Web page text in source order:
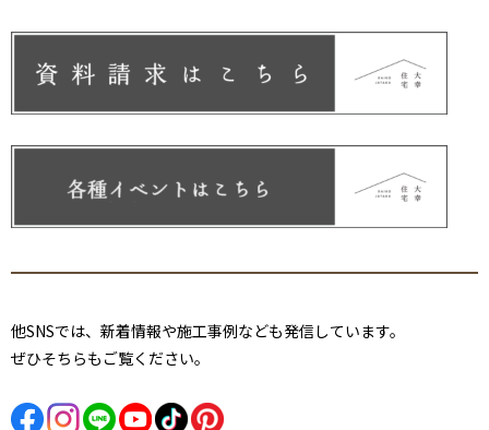
他SNSでは、新着情報や施工事例なども発信しています。
ぜひそちらもご覧ください。